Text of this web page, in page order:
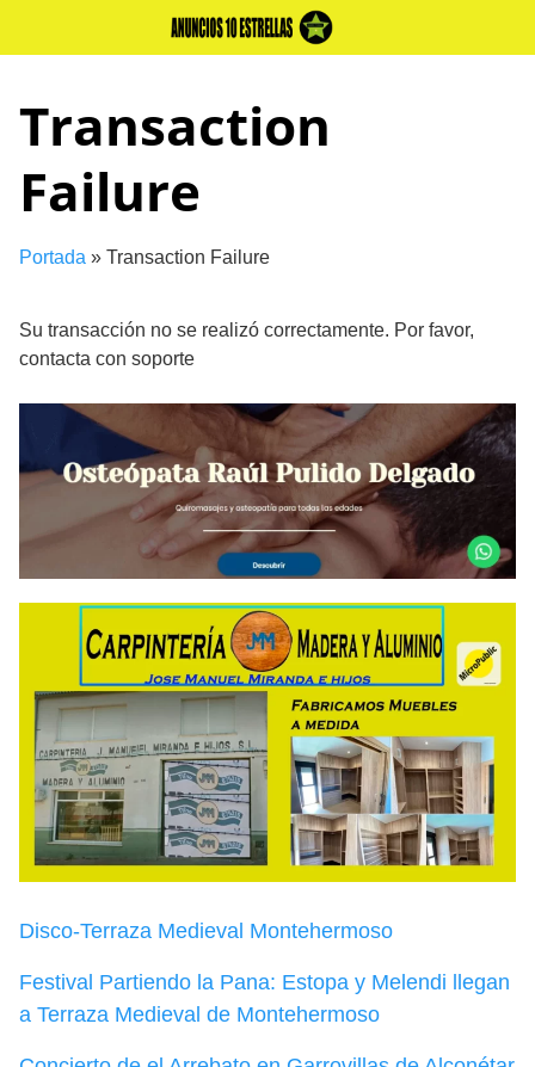
Transaction
Failure
Portada » Transaction Failure
Su transacción no se realizó correctamente. Por favor,
contacta con soporte
Disco-Terraza Medieval Montehermoso
Festival Partiendo la Pana: Estopa y Melendi llegan
a Terraza Medieval de Montehermoso